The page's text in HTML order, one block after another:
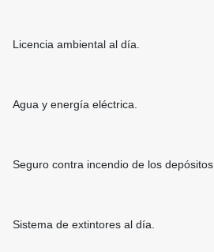
Licencia ambiental al día.
Agua y energía eléctrica.
Seguro contra incendio de los depósitos.
Sistema de extintores al día.